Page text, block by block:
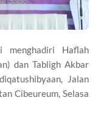
menghadiri Haflah
dan Tabligh Akbar
Jalan
Cibeureum, Selasa